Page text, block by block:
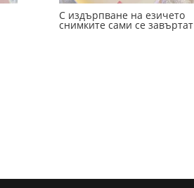
С издърпване на езичето
снимките сами се завъртат